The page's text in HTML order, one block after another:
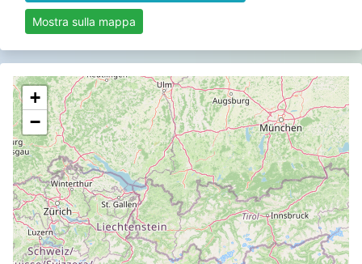
Mostra sulla mappa
+
−